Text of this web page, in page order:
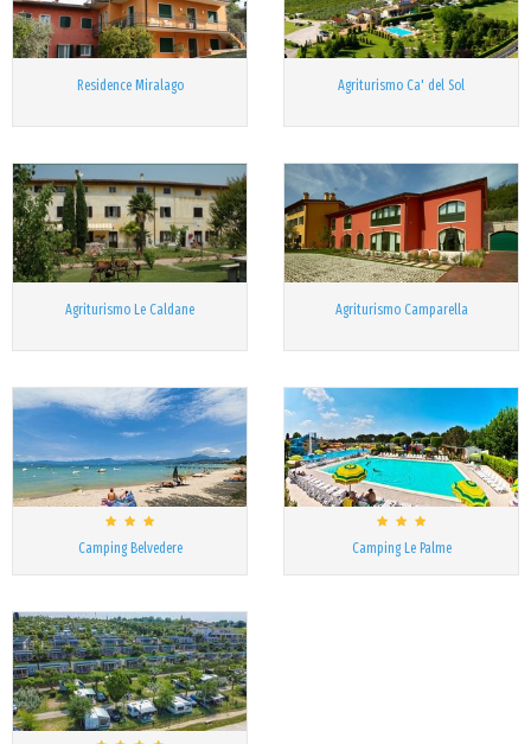
Residence Miralago Agriturismo Ca' del Sol
Agriturismo Le Caldane Agriturismo Camparella
Camping Belvedere Camping Le Palme